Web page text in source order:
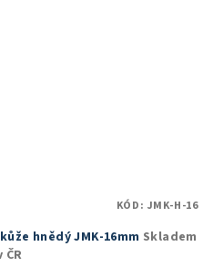
hnědý JMK-16mm Skladem
ČR
KÓD: JMK-H-16